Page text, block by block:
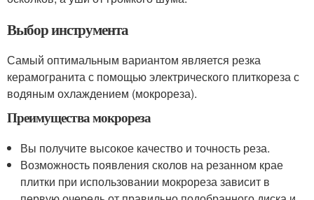
Выбор инструмента
Самый оптимальным вариантом является резка
керамогранита с помощью электрического плиткореза с
водяным охлаждением (мокрореза).
Преимущества мокрореза
Вы получите высокое качество и точность реза.
Возможность появления сколов на резанном крае
плитки при использовании мокрореза зависит в